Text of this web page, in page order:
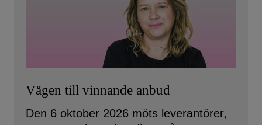
Vägen till vinnande anbud
Den 6 oktober 2026 möts leverantörer,